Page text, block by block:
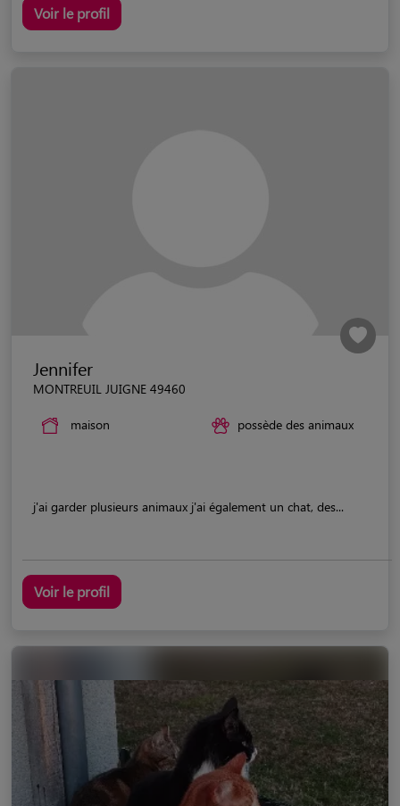
Voir le profil
Jennifer
MONTREUIL JUIGNE 49460
maison possède des animaux
j'ai garder plusieurs animaux j'ai également un chat, des...
Voir le profil